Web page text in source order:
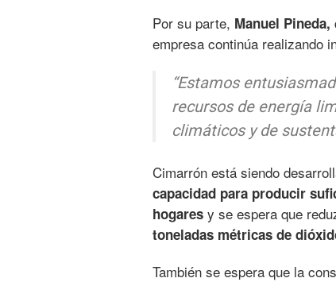
Por su parte, Manuel Pineda,
empresa continúa realizando
“Estamos
recursos de energía
climáticos y de
Cimarrón está siendo
capacidad para producir
hogares y se espera que
toneladas métricas de
También se espera que la